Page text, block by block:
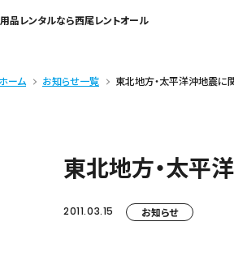
用品レンタルなら西尾レントオール
ホーム お知らせ一覧 東北地方・太平洋沖地震に
東北地方・太平
2011.03.15 お知らせ